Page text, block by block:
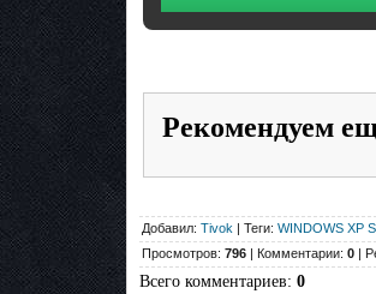
Рекомендуем
Добавил: Tivok | Теги: WINDOWS XP
Просмотров: 796 | Комментарии: 0 |
Всего комментариев: 0